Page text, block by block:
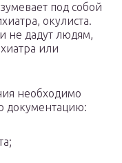
под собой
окулиста.
не дадут людям,
или
необходимо
документацию: